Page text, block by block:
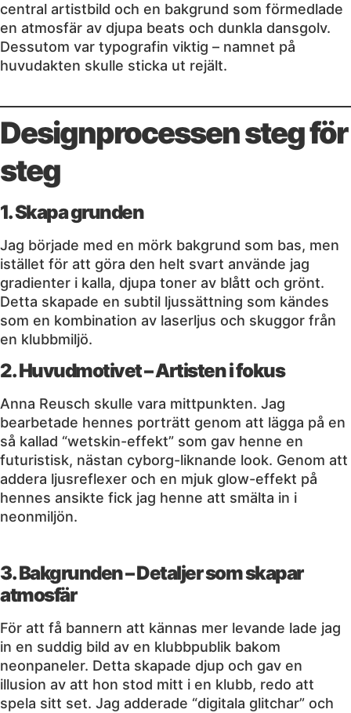
central artistbild och en bakgrund som förmedlade
en atmosfär av djupa beats och dunkla dansgolv.
Dessutom var typografin viktig – namnet på
huvudakten skulle sticka ut rejält.
Designprocessen steg för
steg
1. Skapa grunden
Jag började med en mörk bakgrund som bas, men
istället för att göra den helt svart använde jag
gradienter i kalla, djupa toner av blått och grönt.
Detta skapade en subtil ljussättning som kändes
som en kombination av laserljus och skuggor från
en klubbmiljö.
2. Huvudmotivet – Artisten i fokus
Anna Reusch skulle vara mittpunkten. Jag
bearbetade hennes porträtt genom att lägga på en
så kallad “wetskin-effekt” som gav henne en
futuristisk, nästan cyborg-liknande look. Genom att
addera ljusreflexer och en mjuk glow-effekt på
hennes ansikte fick jag henne att smälta in i
neonmiljön.
3. Bakgrunden – Detaljer som skapar
atmosfär
För att få bannern att kännas mer levande lade jag
in en suddig bild av en klubbpublik bakom
neonpaneler. Detta skapade djup och gav en
illusion av att hon stod mitt i en klubb, redo att
spela sitt set. Jag adderade “digitala glitchar” och